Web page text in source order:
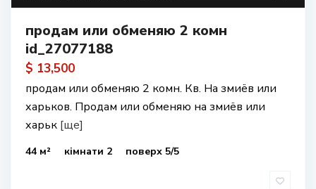
продам или обменяю 2 комн
id_27077188
$ 13,500
продам или обменяю 2 комн. Кв. На змиёв или
харьков. Продам или обменяю на змиёв или
харьк [ще]
44 м² кімнати 2 поверх 5/5